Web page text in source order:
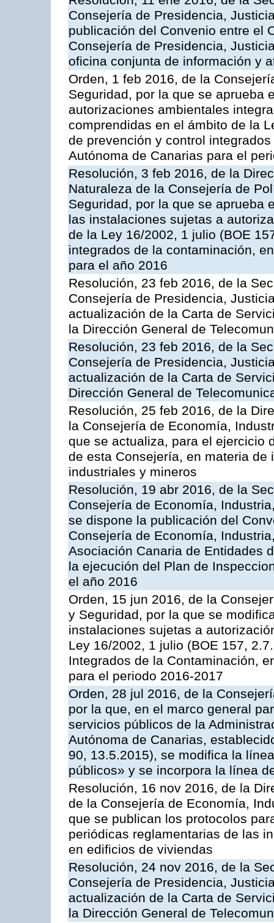
Consejería de Presidencia,
publicación del Convenio entre el
Consejería de Presidencia,
oficina conjunta de información y
Orden, 1 feb 2016, de la
Seguridad, por la que se aprueba
autorizaciones ambientales
comprendidas en el ámbito de la
de prevención y control
Autónoma de Canarias para el
Resolución, 3 feb 2016, de la
Naturaleza de la Consejería de
Seguridad, por la que se aprueba
las instalaciones sujetas a
de la Ley 16/2002, 1 julio (BOE
integrados de la contaminación,
para el año 2016
Resolución, 23 feb 2016, de la
Consejería de Presidencia,
actualización de la Carta de
la Dirección General de
Resolución, 23 feb 2016, de la
Consejería de Presidencia,
actualización de la Carta de
Dirección General de
Resolución, 25 feb 2016, de la
la Consejería de Economía,
que se actualiza, para el ejercicio
de esta Consejería, en materia
industriales y mineros
Resolución, 19 abr 2016, de la
Consejería de Economía,
se dispone la publicación del
Consejería de Economía,
Asociación Canaria de Entidades
la ejecución del Plan de
el año 2016
Orden, 15 jun 2016, de la
y Seguridad, por la que se
instalaciones sujetas a
Ley 16/2002, 1 julio (BOE 157,
Integrados de la Contaminación,
para el periodo 2016-2017
Orden, 28 jul 2016, de la
por la que, en el marco general
servicios públicos de la
Autónoma de Canarias,
90, 13.5.2015), se modifica la
públicos» y se incorpora la línea
Resolución, 16 nov 2016, de la
de la Consejería de Economía,
que se publican los protocolos
periódicas reglamentarias de las
en edificios de viviendas
Resolución, 24 nov 2016, de la
Consejería de Presidencia,
actualización de la Carta de
la Dirección General de